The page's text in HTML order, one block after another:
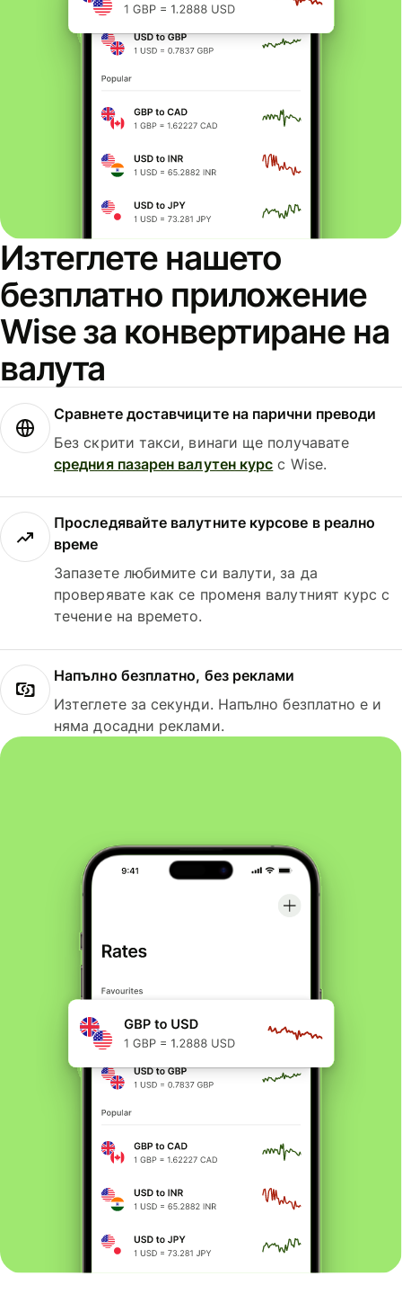
Изтеглете нашето
безплатно приложение
Wise за конвертиране на
валута
Сравнете доставчиците на парични преводи
Без скрити такси, винаги ще получавате
средния пазарен валутен курс с Wise.
Проследявайте валутните курсове в реално
време
Запазете любимите си валути, за да
проверявате как се променя валутният курс с
течение на времето.
Напълно безплатно, без реклами
Изтеглете за секунди. Напълно безплатно е и
няма досадни реклами.